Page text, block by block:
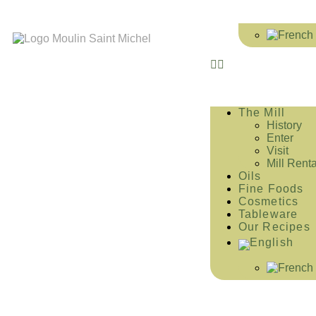
The Mill
History
Enter
Visit
Mill
Oils
Fine Foods
Cosmetics
Tableware
Our Recipes